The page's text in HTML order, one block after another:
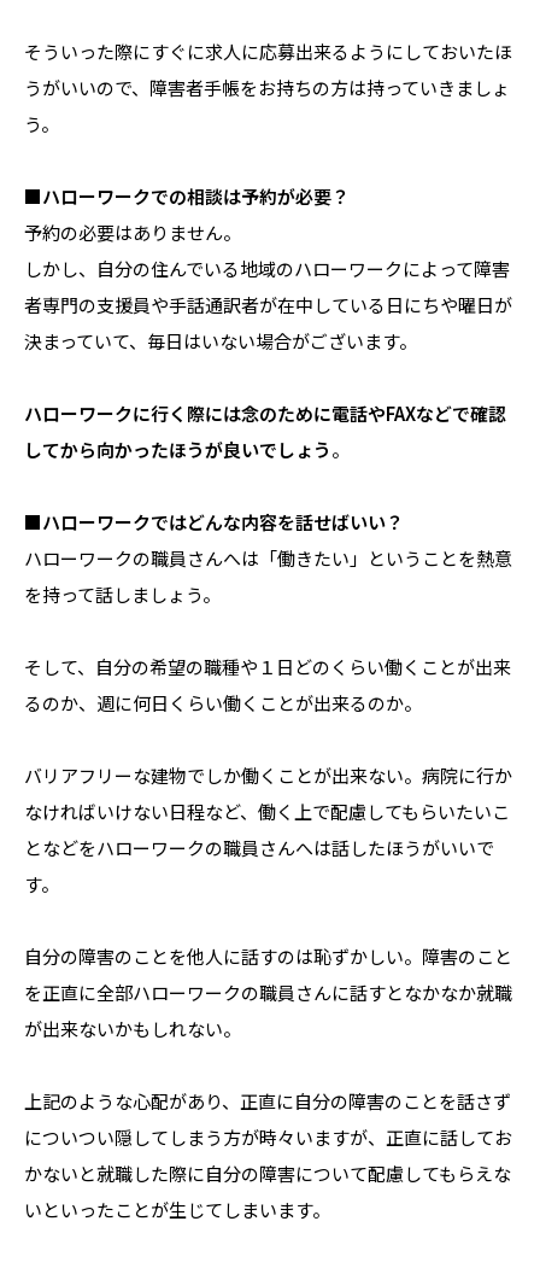
そういった際にすぐに求人に応募出来るようにしておいたほ
うがいいので、障害者手帳をお持ちの方は持っていきましょ
う。
■ハローワークでの相談は予約が必要？
予約の必要はありません。
しかし、自分の住んでいる地域のハローワークによって障害
者専門の支援員や手話通訳者が在中している日にちや曜日が
決まっていて、毎日はいない場合がございます。
ハローワークに行く際には念のために電話やFAXなどで確認
してから向かったほうが良いでしょう。
■ハローワークではどんな内容を話せばいい？
ハローワークの職員さんへは「働きたい」ということを熱意
を持って話しましょう。
そして、自分の希望の職種や１日どのくらい働くことが出来
るのか、週に何日くらい働くことが出来るのか。
バリアフリーな建物でしか働くことが出来ない。病院に行か
なければいけない日程など、働く上で配慮してもらいたいこ
となどをハローワークの職員さんへは話したほうがいいで
す。
自分の障害のことを他人に話すのは恥ずかしい。障害のこと
を正直に全部ハローワークの職員さんに話すとなかなか就職
が出来ないかもしれない。
上記のような心配があり、正直に自分の障害のことを話さず
についつい隠してしまう方が時々いますが、正直に話してお
かないと就職した際に自分の障害について配慮してもらえな
いといったことが生じてしまいます。